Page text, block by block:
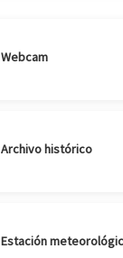
Webcam
Archivo histórico
Estación